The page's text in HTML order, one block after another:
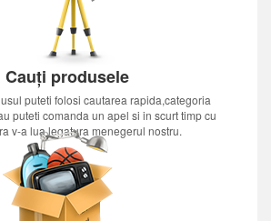
Cauți produsele
puteti folosi cautarea rapida,categoria
puteti comanda un apel si in scurt timp cu
v-a lua legatura menegerul nostru.